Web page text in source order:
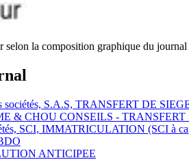
selon la composition graphique du journal
sociétés, S.A.S, TRANSFERT DE
& CHOU CONSEILS - TRANSFERT
SCI, IMMATRICULATION (SCI à
ANTICIPEE